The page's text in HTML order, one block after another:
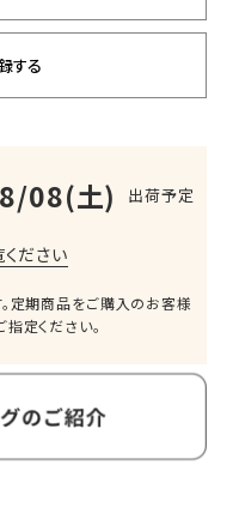
する
08(土) 出荷予定
ださい
定期商品をご購入のお客様
定ください。